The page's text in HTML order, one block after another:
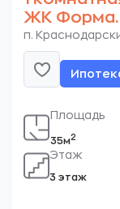
ЖК Форма.
п.
Площадь
35м2
Этаж
3 этаж